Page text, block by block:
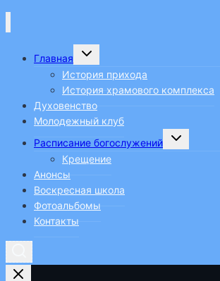
Главная
Переключить
меню
История прихода
История храмового комплекса
Духовенство
Молодежный клуб
Расписание богослужений
Переключить
Крещение
Анонсы
Воскресная школа
Фотоальбомы
Контакты